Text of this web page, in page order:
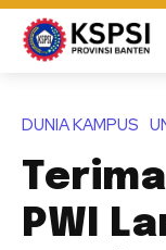
DUNIA KAMPUS
PWI